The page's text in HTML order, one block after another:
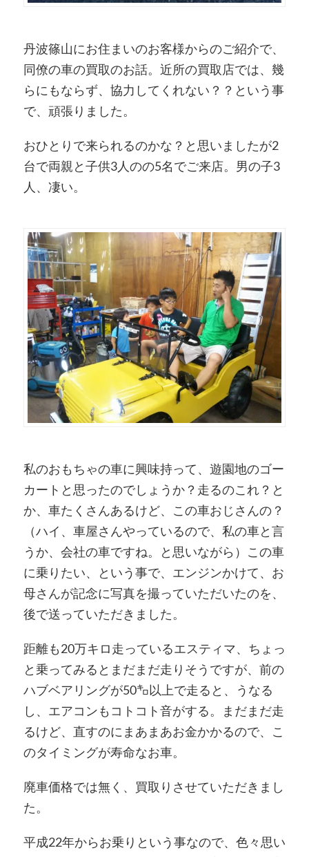
丹波篠山にお住まいのお客様からのご紹介で、
同僚の車の買取のお話。近所の買取店では、幾
らにもならず、協力してくれない？？という事
で、頑張りました。
おひとりで来られるのかな？と思いましたが2
台で両親と子供3人のの5名でご来店。男の子3
人、凄い。
私のおもちゃの車に興味持って、遊園地のゴー
カートと思ったのでしょうか？走るのこれ？と
か、車たくさんあるけど、この車おじさんの？
（ハイ、車屋さんやっているので、私の車と言
うか、会社の車ですね。と思いながら）この車
に乗りたい、という事で、エンジンかけて、お
母さんが記念に写真を撮っていただいたのを、
後で送っていただきました。
距離も20万キロ走っているエスティマ、ちょっ
と乗ってみるとまだまだ走りそうですが、前の
ハブベアリングが50㌔以上で走ると、うなる
し、エアコンもコトコト音がする。まだまだ走
るけど、直すのにまあまあお金かかるので、こ
のタイミングが寿命なお車。
廃車価格では無く、買取りさせていただきまし
た。
平成22年からお乗りという事なので、色々思い